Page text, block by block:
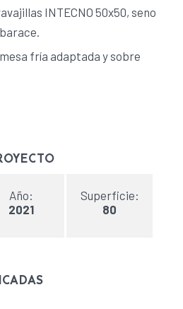
INTECNO 50x50, seno
fría adaptada y sobre
Año:
2021
Superficie:
80